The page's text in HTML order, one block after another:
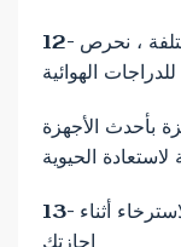
12- من أجل القيام بالأنشطة الرياضية المختلفة ، نحرص
الهوائية
بأحدث الأجهزة
13- يوجد بالقرية نادي ترفيهي للاستحمام والاسترخاء أثناء
إجازتك